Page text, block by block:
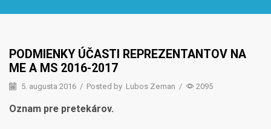
PODMIENKY ÚČASTI REPREZENTANTOV NA
ME A MS 2016-2017
5. augusta 2016 / Posted by Lubos Zeman / 2095
Oznam pre pretekárov.